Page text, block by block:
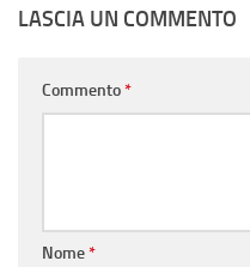
LASCIA UN COMMENTO
Commento*
Nome*